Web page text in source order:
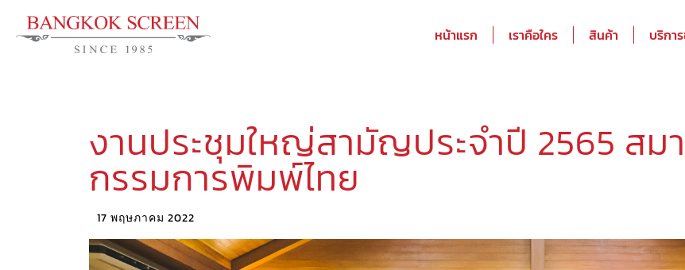
หน้าแรก เราคือใคร สินค้า บริกา
งานประชุมใหญ่สามัญประจำปี 2565 สม
กรรมการพิมพ์ไทย
17 พฤษภาคม 2022